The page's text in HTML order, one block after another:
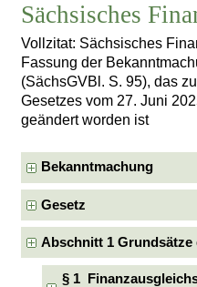
Sächsisches
Vollzitat: Sächsisches
Fassung der
(SächsGVBl. S. 95), das
Gesetzes vom 27. Juni
geändert worden ist
Bekanntmachung
Gesetz
Abschnitt 1 Grundsätze
§ 1